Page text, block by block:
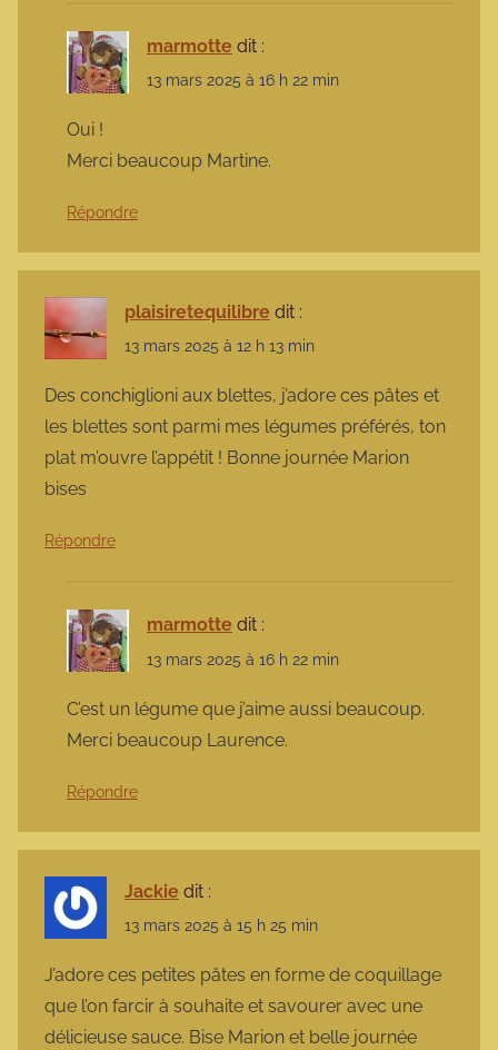
marmotte dit :
13 mars 2025 à 16 h 22 min
Oui !
Merci beaucoup Martine.
Répondre
plaisiretequilibre dit :
13 mars 2025 à 12 h 13 min
Des conchiglioni aux blettes, j’adore ces pâtes et
les blettes sont parmi mes légumes préférés, ton
plat m’ouvre l’appétit ! Bonne journée Marion
bises
Répondre
marmotte dit :
13 mars 2025 à 16 h 22 min
C’est un légume que j’aime aussi beaucoup.
Merci beaucoup Laurence.
Répondre
Jackie dit :
13 mars 2025 à 15 h 25 min
J’adore ces petites pâtes en forme de coquillage
que l’on farcir à souhaite et savourer avec une
délicieuse sauce. Bise Marion et belle journée